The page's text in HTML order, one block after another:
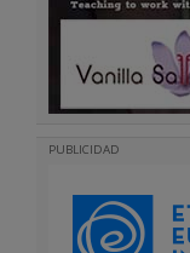
PUBLICIDAD